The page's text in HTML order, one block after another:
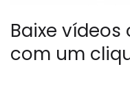
Baixe vídeos
com um